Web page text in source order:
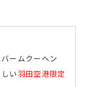
ームクーヘン
い羽田空港限定